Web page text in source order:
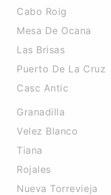
Cabo Roig
Mesa De Ocana
Las Brisas
Puerto De La Cruz
Casc Antic
Granadilla
Velez Blanco
Tiana
Rojales
Nueva Torrevieja